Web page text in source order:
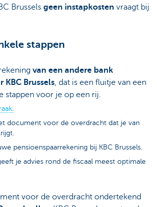
Brussels geen instapkosten vraagt bij
stappen
van een andere bank
KBC Brussels, dat is een fluitje van een
stappen voor je op een rij.
document voor de overdracht dat je van
pensioenspaarrekening bij KBC Brussels.
je advies rond de fiscaal meest optimale
voor de overdracht ondertekend